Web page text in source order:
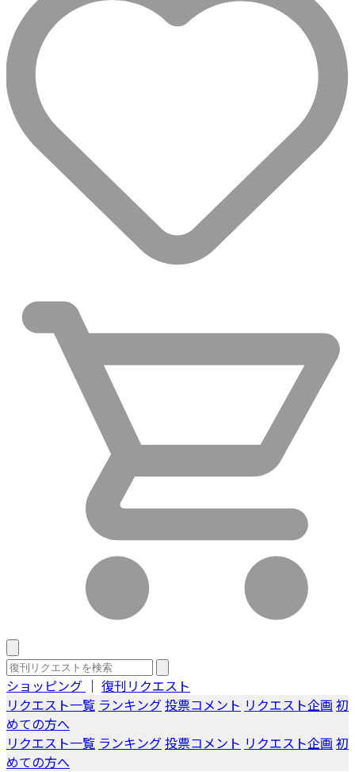
ショッピング ｜ 復刊リクエスト
リクエスト一覧 ランキング投票コメント リクエスト企画 初
めての方へ
リクエスト一覧 ランキング投票コメント リクエスト企画 初
めての方へ